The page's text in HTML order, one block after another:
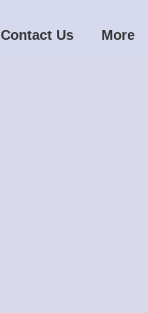
Contact Us More